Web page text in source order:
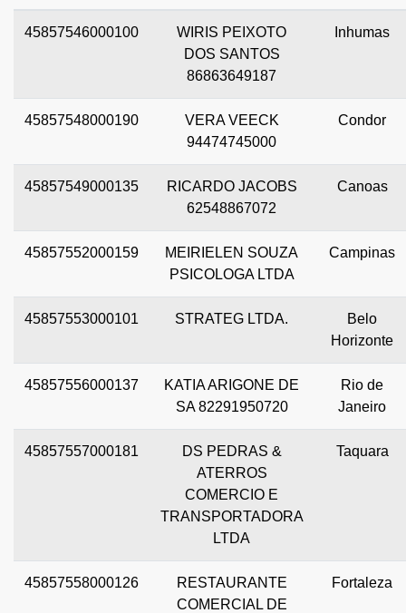
45857546000100
WIRIS PEIXOTO
DOS SANTOS
86863649187
Inhumas
45857548000190
VERA VEECK
94474745000
Condor
45857549000135
RICARDO JACOBS
62548867072
Canoas
45857552000159
MEIRIELEN SOUZA
PSICOLOGA LTDA
Campinas
45857553000101 STRATEG LTDA.
Belo
Horizonte
45857556000137
KATIA ARIGONE DE
SA 82291950720
Rio de
Janeiro
45857557000181
DS PEDRAS &
ATERROS
COMERCIO E
TRANSPORTADORA
LTDA
Taquara
45857558000126
RESTAURANTE
COMERCIAL DE
Fortaleza